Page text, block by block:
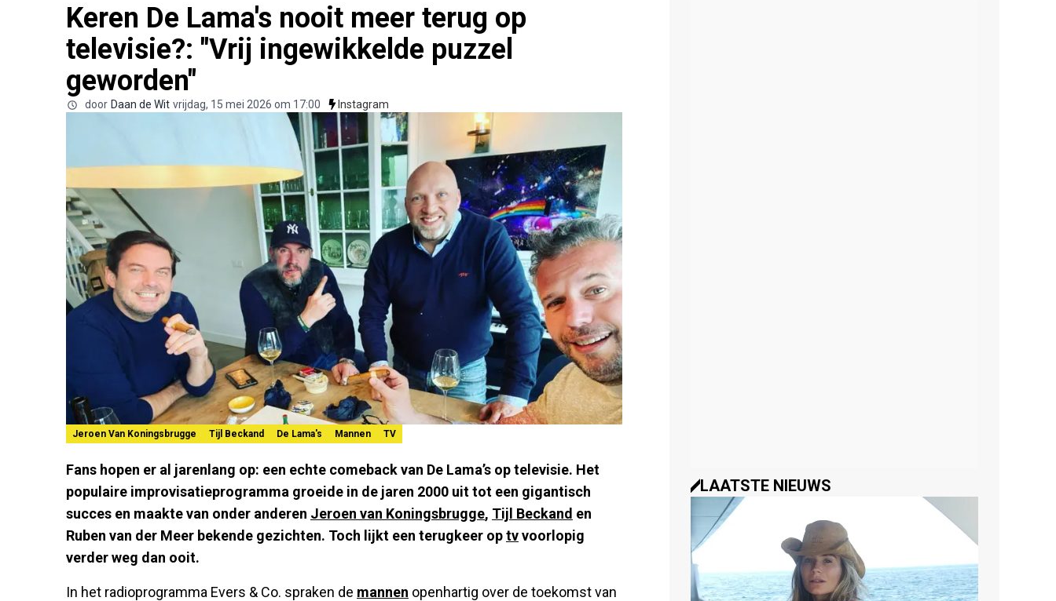
Keren De Lama's nooit meer terug op
televisie?: "Vrij ingewikkelde puzzel
geworden"
door Daan de Wit vrijdag, 15 mei 2026 om 17:00 Instagram
Jeroen Van Koningsbrugge Tijl Beckand De Lama's Mannen TV
Fans hopen er al jarenlang op: een echte comeback van De Lama’s op televisie. Het
populaire improvisatieprogramma groeide in de jaren 2000 uit tot een gigantisch
succes en maakte van onder anderen Jeroen van Koningsbrugge, Tijl Beckand en
Ruben van der Meer bekende gezichten. Toch lijkt een terugkeer optvvoorlopig
verder weg dan ooit.
In het radioprogramma Evers & Co. spraken de mannen openhartig over de toekomst van
LAATSTE NIEUWS